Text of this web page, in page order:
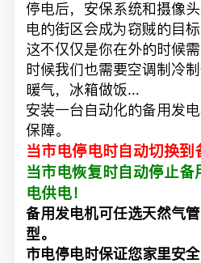
停电后，安保系统和摄像
电的街区会成为窃贼的目标
这不仅仅是你在外的时候
时候我们也需要空调制冷
暖气，冰箱做饭…
安装一台自动化的备用发
保障。
当市电停电时自动切换到
当市电恢复时自动停止
电供电！
备用发电机可任选天然气
型。
市电停电时保证您家里安全